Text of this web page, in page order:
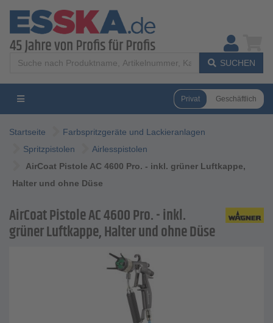
SUCHEN
Privat Geschäftlich
Startseite
Farbspritzgeräte und Lackieranlagen
Spritzpistolen
Airlesspistolen
AirCoat Pistole AC 4600 Pro. - inkl. grüner Luftkappe,
Halter und ohne Düse
AirCoat Pistole AC 4600 Pro. - inkl.
grüner Luftkappe, Halter und ohne Düse